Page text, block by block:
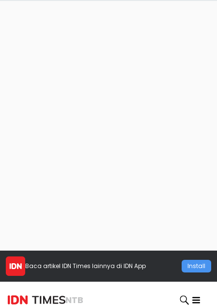
Baca artikel IDN Times lainnya di IDN App Install
NTB